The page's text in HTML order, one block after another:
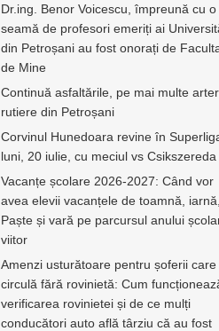
Dr.ing. Benor Voicescu, împreună cu o
seamă de profesori emeriți ai
din Petroșani au fost onorați de
de Mine
Continuă asfaltările, pe mai multe
rutiere din Petroșani
Corvinul Hunedoara revine în
luni, 20 iulie, cu meciul vs Csikszereda
Vacanțe școlare 2026-2027: Când vor
avea elevii vacanțele de toamnă, iarnă,
Paște și vară pe parcursul anului
viitor
Amenzi usturătoare pentru șoferii care
circulă fără rovinietă: Cum
verificarea rovinietei și de ce mulți
conducători auto află târziu că au fost